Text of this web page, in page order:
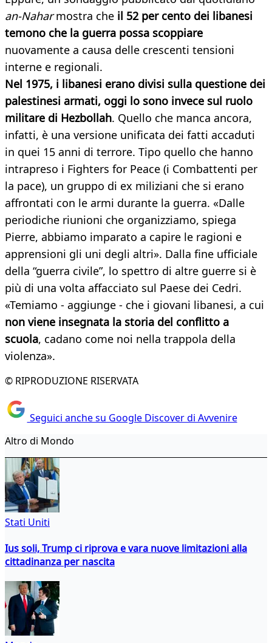
an-Naharmostra che il 52 per cento dei libanesi
temono che la guerra possa scoppiare
nuovamente a causa delle crescenti tensioni
interne e regionali.
Nel 1975, i libanesi erano divisi sulla questione dei
palestinesi armati, oggi lo sono invece sul ruolo
militare di Hezbollah. Quello che manca ancora,
infatti, è una versione unificata dei fatti accaduti
in quei 15 anni di terrore. Tipo quello che hanno
intrapreso i Fighters for Peace (i Combattenti per
la pace), un gruppo di ex miliziani che si erano
affrontati con le armi durante la guerra. «Dalle
periodiche riunioni che organizziamo, spiega
Pierre, abbiamo imparato a capire le ragioni e
apprensioni gli uni degli altri». Dalla fine ufficiale
della “guerra civile”, lo spettro di altre guerre si è
più di una volta affacciato sul Paese dei Cedri.
«Temiamo - aggiunge - che i giovani libanesi, a cui
non viene insegnata la storia del conflitto a
scuola, cadano come noi nella trappola della
violenza».
© RIPRODUZIONE RISERVATA
Seguici anche su Google Discover di Avvenire
Altro di Mondo
Stati Uniti
Ius soli, Trump ci riprova e vara nuove limitazioni alla
cittadinanza per nascita